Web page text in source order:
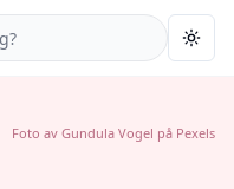
Foto av Gundula Vogel på Pexels